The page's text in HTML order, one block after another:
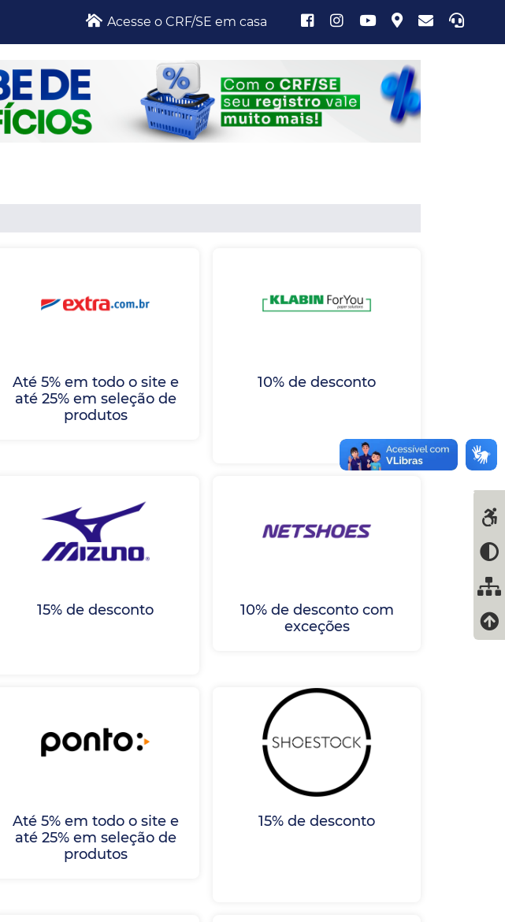
Acesse o CRF/SE em casa
Até 5% em todo o site e
até 25% em seleção de
produtos
10% de desconto
15% de desconto
10% de desconto com
exceções
Até 5% em todo o site e
até 25% em seleção de
produtos
15% de desconto